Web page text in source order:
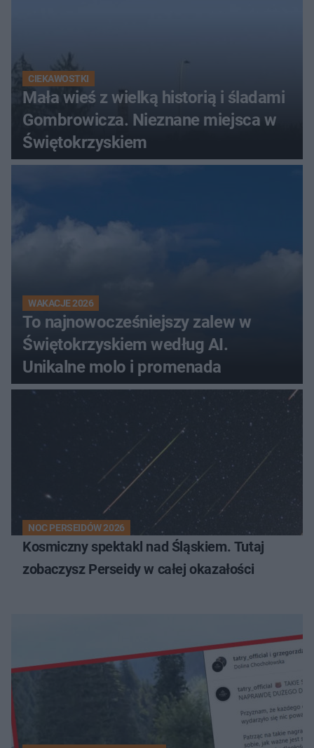
CIEKAWOSTKI
Mała wieś z wielką historią i śladami
Gombrowicza. Nieznane miejsca w
Świętokrzyskiem
WAKACJE 2026
To najnowocześniejszy zalew w
Świętokrzyskiem według AI.
Unikalne molo i promenada
NOC PERSEIDÓW 2026
Kosmiczny spektakl nad Śląskiem. Tutaj
zobaczysz Perseidy w całej okazałości